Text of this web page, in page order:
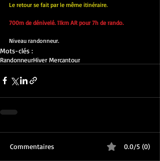
Le retour se fait par le même itinéraire.
700m de dénivelé. 11km AR pour 7h de rando.
​Niveau randonneur.
Mots-clés :
RandonneurHiver Mercantour
Commentaires 0.0/5 (0)